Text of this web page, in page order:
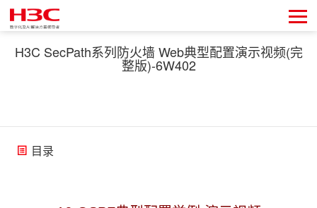
H3C SecPath系列防火墙 Web典型配置演示视频(完
整版)-6W402
目录